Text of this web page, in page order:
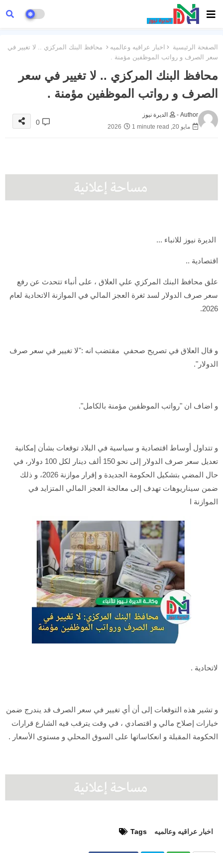
الصفحة الرئيسية اخبار عراقيه وعالميه
محافظ البنك المركزي .. لا تغيير في
سعر الصرف و رواتب الموظفين مؤمنة .
محافظ البنك المركزي .. لا تغيير في سعر
الصرف و رواتب الموظفين مؤمنة .
Author -
الديرة نيوز
مايو 20, 2026
1 minute read
0
الديرة نيوز للانباء ...
اقتصادية ..
علق محافظ البنك المركزي علي العلاق ، على أنباء تتحدث عن رفع
سعر صرف الدولار لسد ثغرة العجز المالي في الموازنة الاتحادية لعام
2026.
و قال العلاق في تصريح صحفي مقتضب انه :"لا تغيير في سعر صرف
الدولار".
و اضاف ان "رواتب الموظفين مؤمنة بالكامل".
و تتداول أوساط اقتصادية و سياسية في البلاد توقعات بشأن إمكانية
تعديل سعر صرف الدولار إلى نحو 150 ألف دينار لكل 100 دولار، في
حال المضي بتشكيل الحكومة الجديدة و إقرار موازنة 2026، و ذلك
ضمن سيناريوهات تهدف إلى معالجة العجز المالي المتزايد في
الموازنة ا
لاتحادية .
و تشير هذه التوقعات إلى أن أي تغيير في سعر الصرف قد يندرج ضمن
خيارات إصلاح مالي و اقتصادي ، في وقت يترقب فيه الشارع قرارات
الحكومة المقبلة و انعكاساتها على السوق المحلي و مستوى الأسعار .
Tags اخبار عراقيه وعالميه